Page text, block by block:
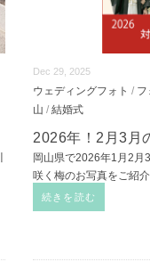
Dec 29, 2025
ウェディングフォト / フ
山 /結婚式
2026年！2月3月
岡山県で2026年1月2月
咲く梅のお写真をご紹
続きを読む